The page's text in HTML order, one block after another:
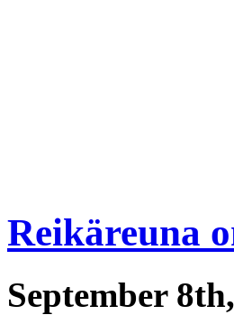
Reikäreuna
September